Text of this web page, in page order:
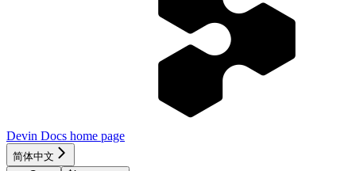
Devin Docs home page
简体中文